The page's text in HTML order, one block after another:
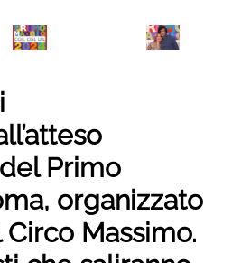
Primo
organizzato
Massimo.